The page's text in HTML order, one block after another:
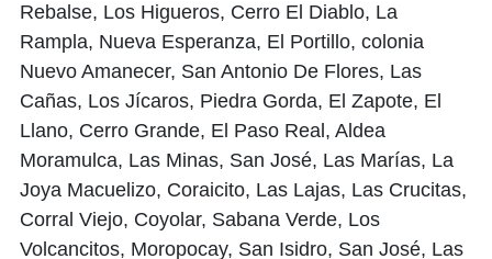
Rebalse, Los Higueros, Cerro El Diablo, La
Rampla, Nueva Esperanza, El Portillo, colonia
Nuevo Amanecer, San Antonio De Flores, Las
Cañas, Los Jícaros, Piedra Gorda, El Zapote, El
Llano, Cerro Grande, El Paso Real, Aldea
Moramulca, Las Minas, San José, Las Marías, La
Joya Macuelizo, Coraicito, Las Lajas, Las Crucitas,
Corral Viejo, Coyolar, Sabana Verde, Los
Volcancitos, Moropocay, San Isidro, San José, Las